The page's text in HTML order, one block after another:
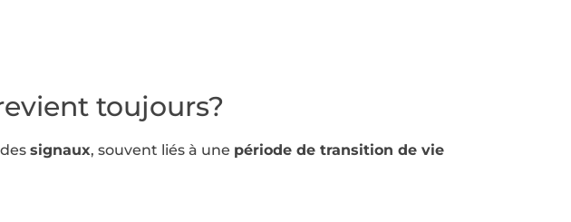
toujours?
dessignaux, souvent liés à une période de transition de vie